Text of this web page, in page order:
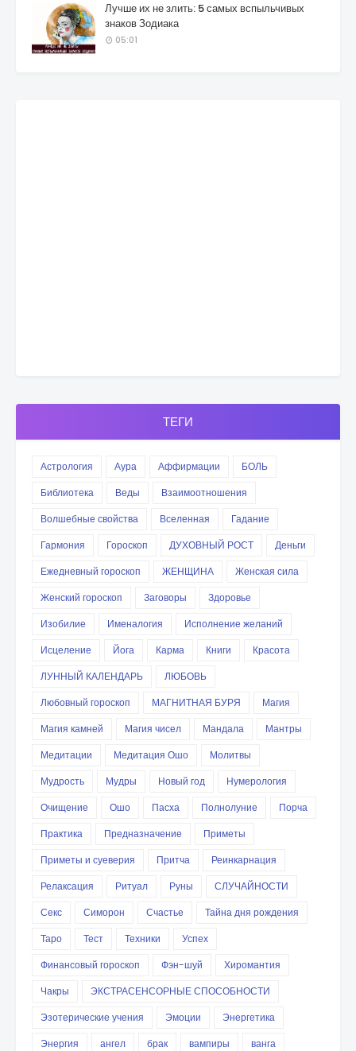
Лучше их не злить: 5 самых вспыльчивых
знаков Зодиака
05:01
ТЕГИ
Астрология Аура Аффирмации
БОЛЬ
Библиотека
Веды
Взаимоотношения
Волшебные свойства
Вселенная
Гадание
Гармония
Гороскоп ДУХОВНЫЙ РОСТ
Деньги
Ежедневный гороскоп
ЖЕНЩИНА
Женская сила
Женский гороскоп
Заговоры
Здоровье
Изобилие
Именалогия
Исполнение желаний
Исцеление
Йога Карма Книги
Красота
ЛУННЫЙ КАЛЕНДАРЬ
ЛЮБОВЬ
Любовный гороскоп
МАГНИТНАЯ БУРЯ
Магия
Магия камней
Магия чисел Мандала
Мантры
Медитации
Медитация Ошо
Молитвы
Мудрость
Мудры Новый год
Нумерология
Очищение
Ошо Пасха Полнолуние
Порча
Практика
Предназначение
Приметы
Приметы и суеверия
Притча
Реинкарнация
Релаксация
Ритуал Руны
СЛУЧАЙНОСТИ
Секс
Симорон Счастье
Тайна дня рождения
Таро
Тест Техники
Успех
Финансовый гороскоп
Фэн-шуй
Хиромантия
Чакры
ЭКСТРАСЕНСОРНЫЕ СПОСОБНОСТИ
Эзотерические учения
Эмоции
Энергетика
Энергия
ангел брак вампиры
ванга